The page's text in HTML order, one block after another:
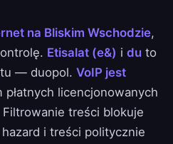
na Bliskim Wschodzie,
Etisalat (e&) i du to
— duopol. VoIP jest
płatnych licencjonowanych
treści blokuje
hazard i treści politycznie